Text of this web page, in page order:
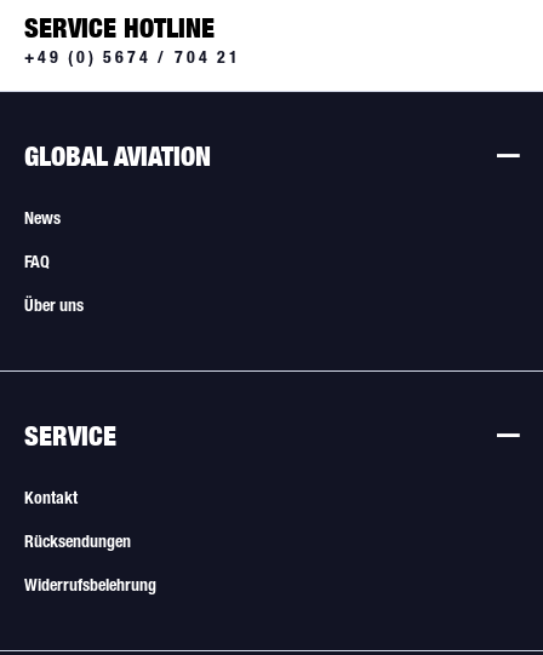
SERVICE HOTLINE
+49 (0) 5674 / 704 21
GLOBAL AVIATION
News
FAQ
Über uns
SERVICE
Kontakt
Rücksendungen
Widerrufsbelehrung